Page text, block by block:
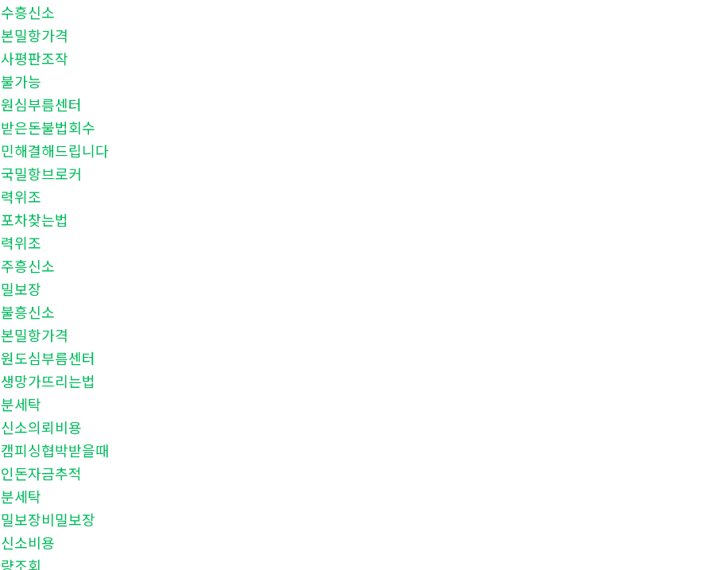
흥신소
밀항가격
평판조작
가능
심부름센터
은돈불법회수
해결해드립니다
밀항브로커
위조
차찾는법
위조
흥신소
보장
흥신소
밀항가격
도심부름센터
망가뜨리는법
세탁
소의뢰비용
피싱협박받을때
돈자금추적
세탁
보장비밀보장
소비용
조회